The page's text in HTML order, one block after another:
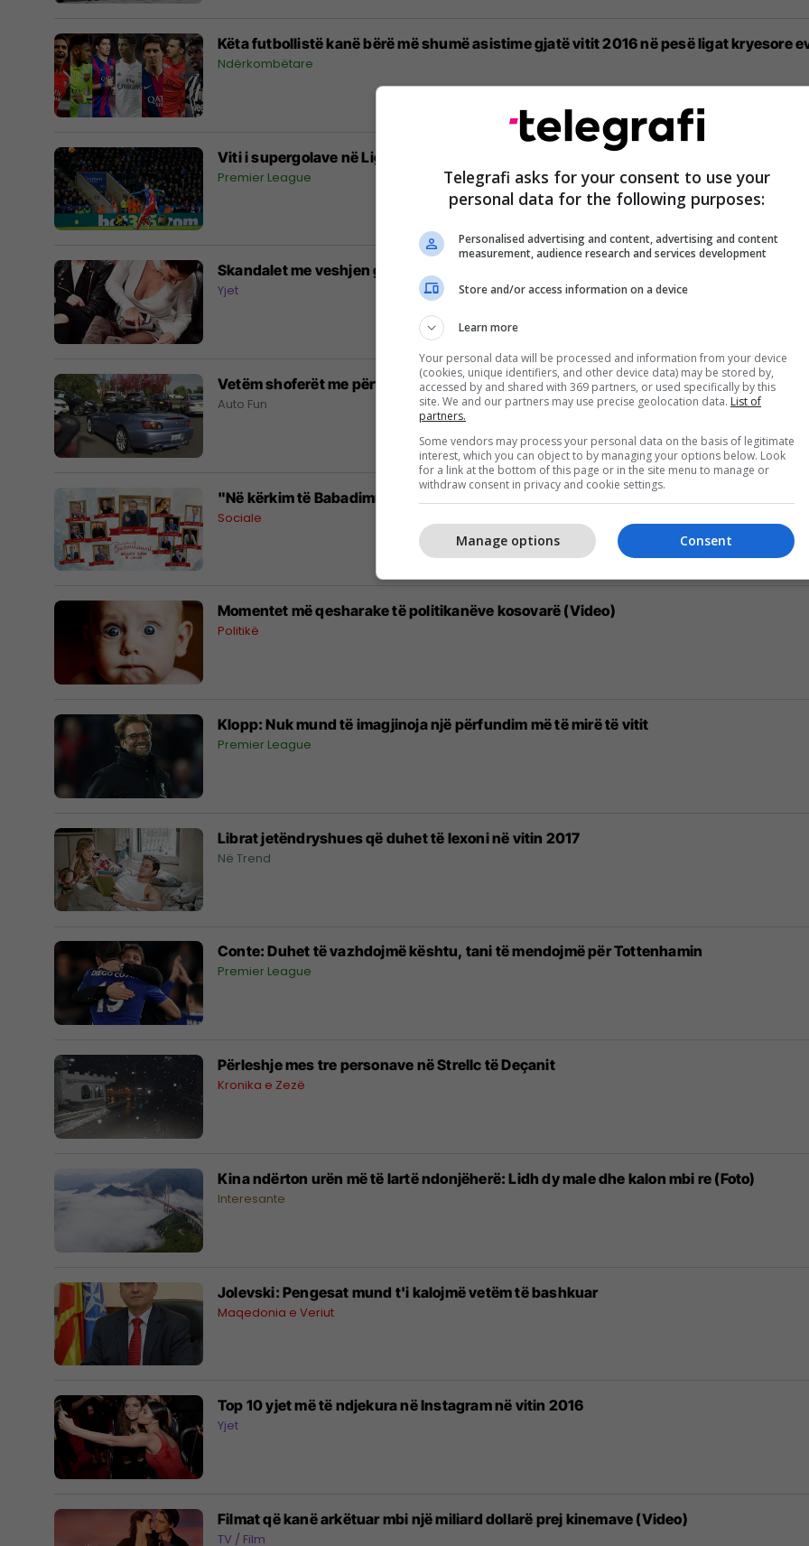
Këta futbollistë kanë bërë më shumë asistime gjatë vitit 2016 në pesë ligat kryesore
Ndërkombëtare
Viti i supergolave në Ligën Premier, këto janë 10-të më të mirat e vitit (Foto/Video)
Premier League
Skandalet me veshjen gjatë 2016-së (Foto)
Yjet
Vetëm shoferët me përvojë, mund ta vozisin këtë Honda të përpunuar (Video)
Auto Fun
"Në kërkim të Babadimrit" te TV Dukagjini (Live)
Sociale
Momentet më qesharake të politikanëve kosovarë (Video)
Politikë
Klopp: Nuk mund të imagjinoja një përfundim më të mirë të vitit
Premier League
Librat jetëndryshues që duhet të lexoni në vitin 2017
Në Trend
Conte: Duhet të vazhdojmë kështu, tani të mendojmë për Tottenhamin
Premier League
Përleshje mes tre personave në Strellc të Deçanit
Kronika e Zezë
Kina ndërton urën më të lartë ndonjëherë: Lidh dy male dhe kalon mbi re (Foto)
Interesante
Jolevski: Pengesat mund t'i kalojmë vetëm të bashkuar
Maqedonia e Veriut
Top 10 yjet më të ndjekura në Instagram në vitin 2016
Yjet
Filmat që kanë arkëtuar mbi një miliard dollarë prej kinemave (Video)
TV / Film
Telegrafi asks for your consent to use your
personal data for the following purposes:
Personalised advertising and content, advertising and content
measurement, audience research and services development
Store and/or access information on a device
Learn more
Your personal data will be processed and information from your device
(cookies, unique identifiers, and other device data) may be stored by,
accessed by and shared with 369 partners, or used specifically by this
site. We and our partners may use precise geolocation data. List of
partners.
Some vendors may process your personal data on the basis of legitimate
interest, which you can object to by managing your options below. Look
for a link at the bottom of this page or in the site menu to manage or
withdraw consent in privacy and cookie settings.
Consent
Manage options